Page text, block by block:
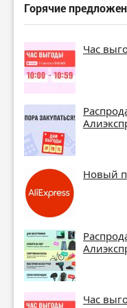
Горячие
Час
Новый
Час